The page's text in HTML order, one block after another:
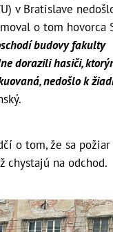
v Bratislave
o tom hovorca
budovy fakulty
dorazili hasiči,
nedošlo k
o tom, že sa požiar
chystajú na odchod.